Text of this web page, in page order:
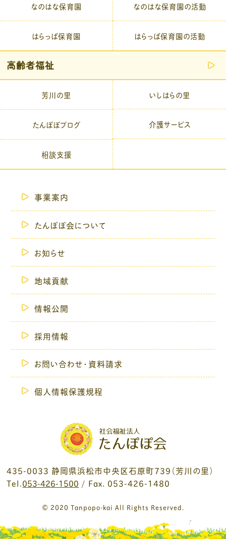
なのはな保育園 なのはな保育園の活動
はらっぱ保育園 はらっぱ保育園の活動
高齢者福祉
芳川の里 いしはらの里
たんぽぽブログ 介護サービス
相談支援
事業案内
たんぽぽ会について
お知らせ
地域貢献
情報公開
採用情報
お問い合わせ・資料請求
個人情報保護規程
435-0033 静岡県浜松市中央区石原町739（芳川の里）
Tel.053-426-1500 / Fax. 053-426-1480
© 2020 Tanpopo-kai All Rights Reserved.